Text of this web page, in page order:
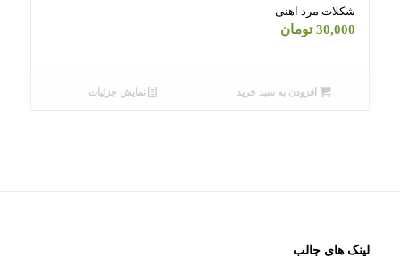
شکلات مرد اهنی
30,000 تومان
افزودن به سبد خرید نمایش جزئیات
لینک های جالب